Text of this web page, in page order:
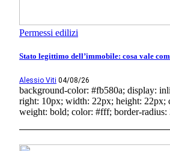
Permessi edilizi
Stato legittimo dell’immobile: cosa vale
Alessio Viti 04/08/26
background-color: #fb580a; display:
right: 10px; width: 22px; height: 22px;
weight: bold; color: #fff; border-radius: